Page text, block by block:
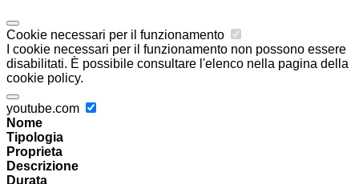
Cookie necessari per il funzionamento
I cookie necessari per il funzionamento non possono essere
disabilitati. È possibile consultare l'elenco nella pagina della
cookie policy.
youtube.com
Nome
Tipologia
Proprieta
Descrizione
Durata